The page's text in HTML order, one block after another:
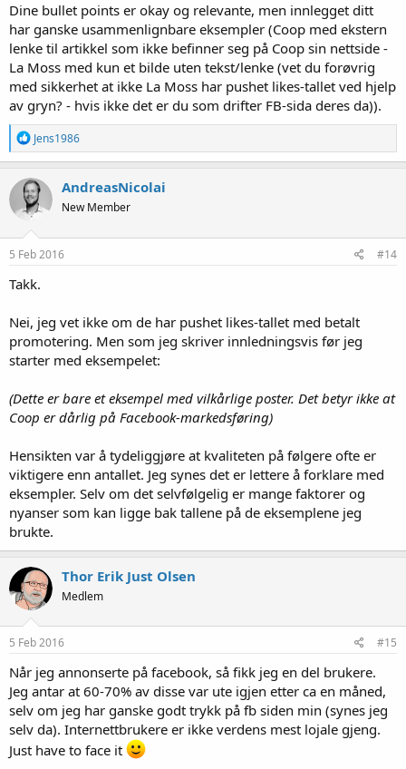
Dine bullet points er okay og relevante, men innlegget ditt
har ganske usammenlignbare eksempler (Coop med ekstern
lenke til artikkel som ikke befinner seg på Coop sin nettside -
La Moss med kun et bilde uten tekst/lenke (vet du forøvrig
med sikkerhet at ikke La Moss har pushet likes-tallet ved hjelp
av gryn? - hvis ikke det er du som drifter FB-sida deres da)).
R
e
a
k
s
j
n
e
:
Jens1986
AndreasNicolai
New Member
5 Feb 2016 #14
Takk.
Nei, jeg vet ikke om de har pushet likes-tallet med betalt
promotering. Men som jeg skriver innledningsvis før jeg
starter med eksempelet:
(Dette er bare et eksempel med vilkårlige poster. Det betyr ikke at
Coop er dårlig på Facebook-markedsføring)
Hensikten var å tydeliggjøre at kvaliteten på følgere ofte er
viktigere enn antallet. Jeg synes det er lettere å forklare med
eksempler. Selv om det selvfølgelig er mange faktorer og
nyanser som kan ligge bak tallene på de eksemplene jeg
brukte.
Thor Erik Just Olsen
Medlem
5 Feb 2016 #15
Når jeg annonserte på facebook, så fikk jeg en del brukere.
Jeg antar at 60-70% av disse var ute igjen etter ca en måned,
selv om jeg har ganske godt trykk på fb siden min (synes jeg
selv da). Internettbrukere er ikke verdens mest lojale gjeng.
Just have to face it